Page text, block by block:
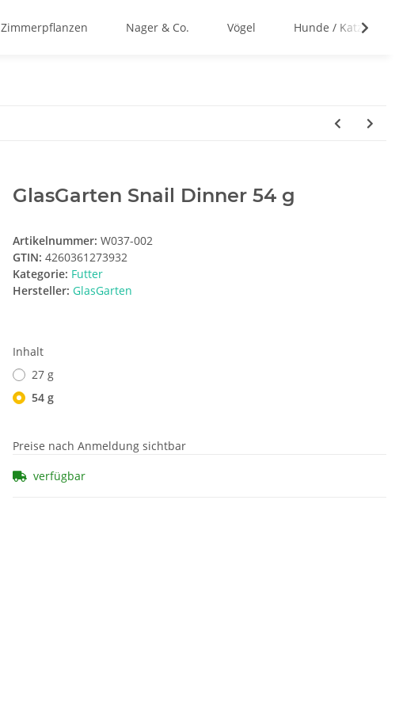
Zimmerpflanzen Nager & Co. Vögel Hunde / Katzen
GlasGarten Snail Dinner 54 g
Artikelnummer: W037-002
GTIN: 4260361273932
Kategorie: Futter
Hersteller: GlasGarten
Inhalt
27 g
54 g
Preise nach Anmeldung sichtbar
verfügbar